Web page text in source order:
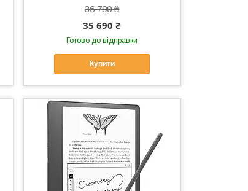
36 790 ₴
35 690 ₴
Готово до відправки
Купити